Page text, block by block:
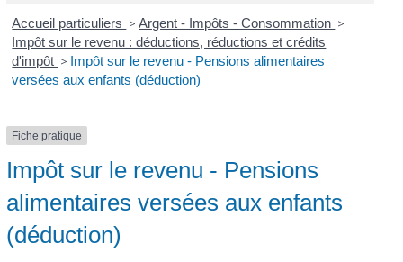
Accueil particuliers > Argent - Impôts - Consommation >
Impôt sur le revenu : déductions, réductions et crédits
d'impôt > Impôt sur le revenu - Pensions alimentaires
versées aux enfants (déduction)
Fiche pratique
Impôt sur le revenu - Pensions
alimentaires versées aux enfants
(déduction)